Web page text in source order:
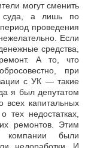
могут сменить
суда, а лишь по
проведения
Если
средства,
А то, что
при
с УК — такие
я был депутатом
капитальных
тех недостатках,
ремонтов. Этим
компании были